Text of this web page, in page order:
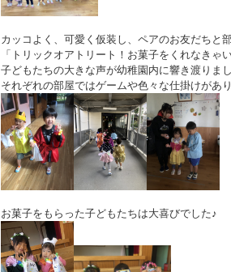
カッコよく、可愛く仮装し、ペアのお友だちと
「トリックオアトリート！お菓子をくれなきゃ
子どもたちの大きな声が幼稚園内に響き渡りま
それぞれの部屋ではゲームや色々な仕掛けがあ
お菓子をもらった子どもたちは大喜びでした♪